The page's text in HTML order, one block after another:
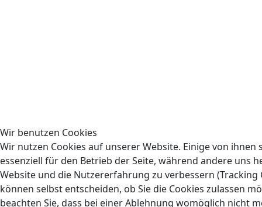
Wir benutzen Cookies
Wir nutzen Cookies auf unserer Website. Einige von ihnen
essenziell für den Betrieb der Seite, während andere uns
Website und die Nutzererfahrung zu verbessern (Tracking
können selbst entscheiden, ob Sie die Cookies zulassen
beachten Sie, dass bei einer Ablehnung womöglich nicht